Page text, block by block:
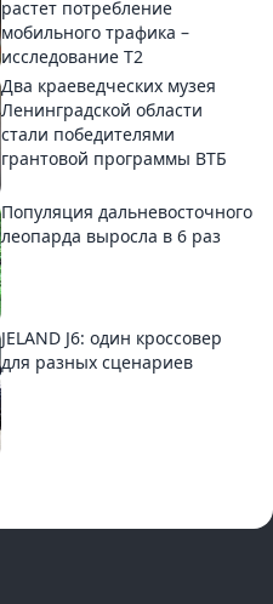
растет потребление
мобильного трафика –
исследование T2
Два краеведческих музея
Ленинградской области
стали победителями
грантовой программы ВТБ
Популяция дальневосточного
леопарда выросла в 6 раз
JELAND J6: один кроссовер
для разных сценариев